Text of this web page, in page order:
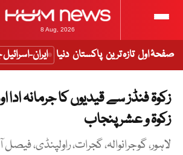
8 Aug, 2026
صفحۂ اول تازہ ترین پاکستان دنیا ایران-
زکوۃ فنڈز سے قیدیوں کا جرمانہ ادا
زکوۃ و عشر پنجاب
لاہور، گوجرانوالہ، گجرات، راولپنڈی، فیصل